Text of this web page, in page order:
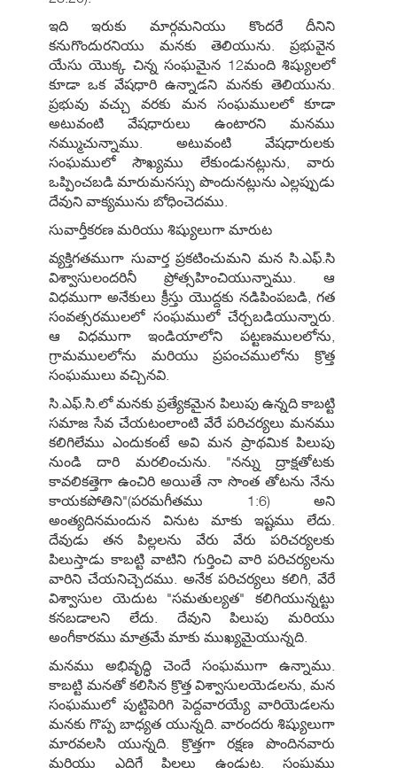
ఇది ఇరుకు మార్గమనియు కొందరే దీనిని
కనుగొందురనియు మనకు తెలియును. ప్రభువైన
యేసు యొక్క చిన్న సంఘమైన 12మంది శిష్యులలో
కూడా ఒక వేషధారి ఉన్నాడని మనకు తెలియును.
ప్రభువు వచ్చు వరకు మన సంఘములలో కూడా
అటువంటి వేషధారులు ఉంటారని మనము
నమ్ముచున్నాము. అటువంటి వేషధారులకు
సంఘములో సౌఖ్యము లేకుండునట్లును, వారు
ఒప్పించబడి మారుమనస్సు పొందునట్లును ఎల్లప్పుడు
దేవుని వాక్యమును బోధించెదము.
సువార్తీకరణ మరియు శిష్యులుగా మారుట
వ్యక్తిగతముగా సువార్త ప్రకటించుమని మన సి.ఎఫ్.సి
విశ్వాసులందరినీ ప్రోత్సహించియున్నాము. ఆ
విధముగా అనేకులు క్రీస్తు యొద్దకు నడిపింపబడి, గత
సంవత్సరములలో సంఘములో చేర్చబడియున్నారు.
ఆ విధముగా ఇండియాలోని పట్టణములలోను,
గ్రామములలోను మరియు ప్రపంచములోను క్రొత్త
సంఘములు వచ్చినవి.
సి.ఎఫ్.సి.లో మనకు ప్రత్యేకమైన పిలుపు ఉన్నది కాబట్టి
సమాజ సేవ చేయటంలాంటి వేరే పరిచర్యలు మనము
కలిగిలేము ఎందుకంటే అవి మన ప్రాథమిక పిలుపు
నుండి దారి మరలించును. "నన్ను ద్రాక్షతోటకు
కావలికత్తెగా ఉంచిరి అయితే నా సొంత తోటను నేను
కాయకపోతిని"(పరమగీతము 1:6) అని
అంత్యదినమందున వినుట మాకు ఇష్టము లేదు.
దేవుడు తన పిల్లలను వేరు వేరు పరిచర్యలకు
పిలుస్తాడు కాబట్టి వాటిని గుర్తించి వారి పరిచర్యలను
వారిని చేయనిచ్చెదము. అనేక పరిచర్యలు కలిగి, వేరే
విశ్వాసుల యెదుట "సమతుల్యత" కలిగియున్నట్టు
కనబడాలని లేదు. దేవుని పిలుపు మరియు
అంగీకారము మాత్రమే మాకు ముఖ్యమైయున్నది.
మనము అభివృద్ధి చెందే సంఘముగా ఉన్నాము.
కాబట్టి మనతో కలిసిన క్రొత్త విశ్వాసులయెడలను, మన
సంఘములో పుట్టిపెరిగి పెద్దవారయ్యే వారియెడలను
మనకు గొప్ప బాధ్యత యున్నది. వారందరు శిష్యులుగా
మారవలసి యున్నది. క్రొత్తగా రక్షణ పొందినవారు
మరియు ఎదిగే పిల్లలు ఉండుట, సంఘము